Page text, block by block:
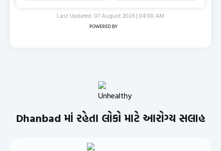
Last Updated: 07 August 2026 | 04:00 AM
POWERED BY
Dhanbad માં રહેતા લોકો માટે આરોગ્ય સલાહ